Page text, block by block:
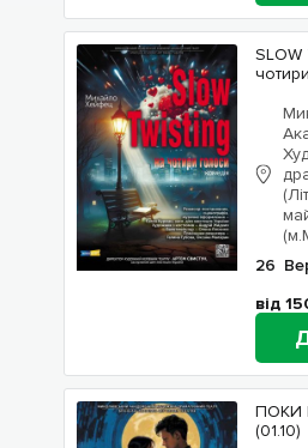
SLOW
26
від
ПОКИ
(01.10)